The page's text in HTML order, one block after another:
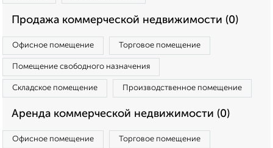
Продажа коммерческой недвижимости (0)
Офисное помещение Торговое помещение
Помещение свободного назначения
Складское помещение Производственное помещение
Аренда коммерческой недвижимости (0)
Офисное помещение Торговое помещение